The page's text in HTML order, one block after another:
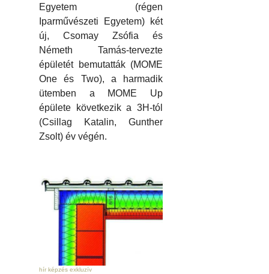
Egyetem (régen
Iparművészeti Egyetem) két
új, Csomay Zsófia és
Németh Tamás-tervezte
épületét bemutatták (MOME
One és Two), a harmadik
ütemben a MOME Up
épülete következik a 3H-tól
(Csillag Katalin, Gunther
Zsolt) év végén.
hír képzés exkluzív